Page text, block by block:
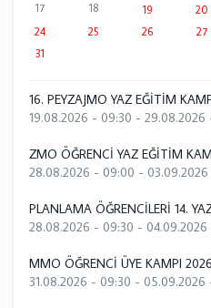
17
18 19 20
24
25 26 27
31
16. PEYZAJMO YAZ EĞİTİM
19.08.2026 - 09:30 - 29.08.2026
ZMO ÖĞRENCİ YAZ EĞİTİM
28.08.2026 - 09:00 - 03.09.2026
PLANLAMA ÖĞRENCİLERİ 14.
28.08.2026 - 09:30 - 04.09.2026
MMO ÖĞRENCİ ÜYE KAMPI 2026
31.08.2026 - 09:30 - 05.09.2026